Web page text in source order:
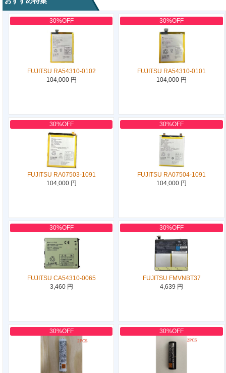
30%OFF
FUJITSU RA54310-0102
104,000 円
30%OFF
FUJITSU RA54310-0101
104,000 円
30%OFF
FUJITSU RA07503-1091
104,000 円
30%OFF
FUJITSU RA07504-1091
104,000 円
30%OFF
FUJITSU CA54310-0065
3,460 円
30%OFF
FUJITSU FMVNBT37
4,639 円
30%OFF 30%OFF